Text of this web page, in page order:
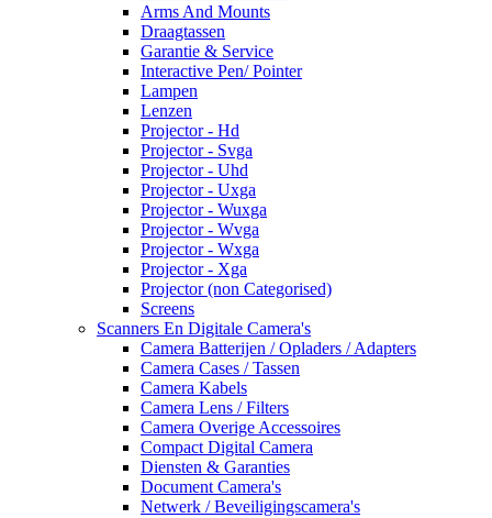
Arms And Mounts
Draagtassen
Garantie & Service
Interactive Pen/ Pointer
Lampen
Lenzen
Projector - Hd
Projector - Svga
Projector - Uhd
Projector - Uxga
Projector - Wuxga
Projector - Wvga
Projector - Wxga
Projector - Xga
Projector (non Categorised)
Screens
Scanners En Digitale Camera's
Camera Batterijen / Opladers / Adapters
Camera Cases / Tassen
Camera Kabels
Camera Lens / Filters
Camera Overige Accessoires
Compact Digital Camera
Diensten & Garanties
Document Camera's
Netwerk / Beveiligingscamera's